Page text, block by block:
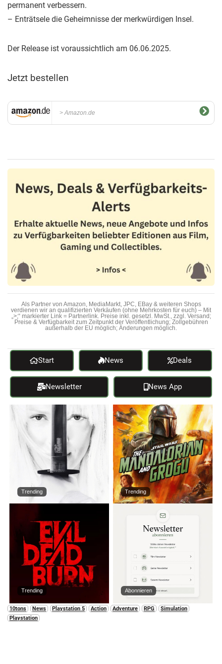
permanent verbessern.
– Enträtsele die Geheimnisse der merkwürdigen Insel.
Der Release ist voraussichtlich am 06.06.2025.
Jetzt bestellen
Amazon.de
Als Partner von Amazon, MediaMarkt, JPC, EBay & weiteren Shops
verdienen wir an qualifizierten Verkäufen (ohne Mehrkosten für euch) – Mit
„>;“ markierter Link = Partnerlink. Preise inkl. gesetzl. MwSt., zzgl. Versand;
Preise & Verfügbarkeit zum Zeitpunkt der Veröffentlichung; Zollgebühren
außerhalb der EU möglich; Änderungen möglich.
Start News Deals
Newsletter News App
Trending Trending
Trending Abonnieren
10tons News Playstation 5 Action Adventure RPG
Simulation
Playstation